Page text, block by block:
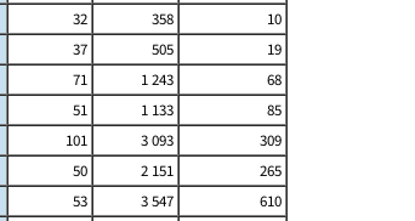
32 358
10
37 505
19
71 1 243
68
51 1 133
85
101 3 093
309
50 2 151
265
53 3 547 610